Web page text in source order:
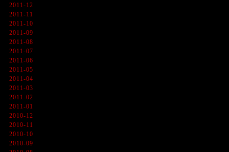
2011-12
2011-11
2011-10
2011-09
2011-08
2011-07
2011-06
2011-05
2011-04
2011-03
2011-02
2011-01
2010-12
2010-11
2010-10
2010-09